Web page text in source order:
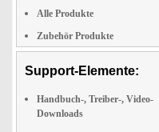
Alle Produkte
Zubehör Produkte
Support-Elemente:
Handbuch-, Treiber-, Video-
Downloads